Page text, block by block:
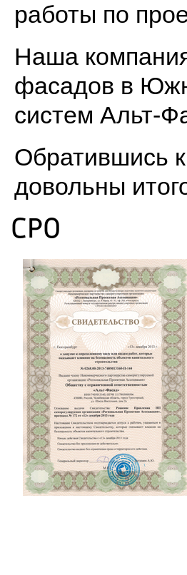
работы по
Наша
фасадов в
систем Альт-
Обратившись
довольны
СРО